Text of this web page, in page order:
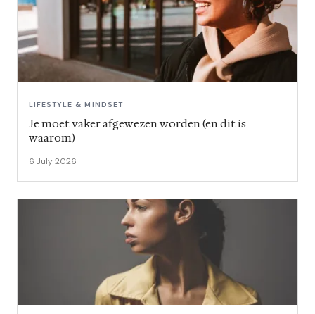
LIFESTYLE & MINDSET
Je moet vaker afgewezen worden (en dit is
waarom)
6 July 2026